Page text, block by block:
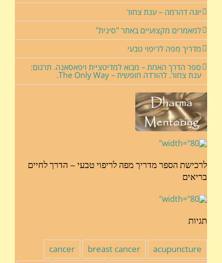
יוגה דהרמה – ענת צחור
למאמרים מקצועיים באתר "סינית"
מדריך מפה לריפוי טבעי
ספר הדרך האחת – מבוא למדיטציית ויפאסאנה. תרגום:
ענת צחור. להורדה חופשית – The Only Way.
לרכישת הספר מדריך מפה לריפוי טבעי – הדרך לחיים
בריאים
תגיות
acupuncture
breast cancer
cancer